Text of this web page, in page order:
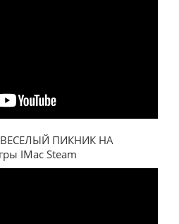
ВЕСЕЛЫЙ ПИКНИК НА
IMac Steam